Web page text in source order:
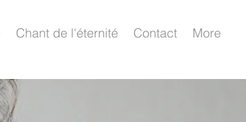
Chant de l'éternité Contact More